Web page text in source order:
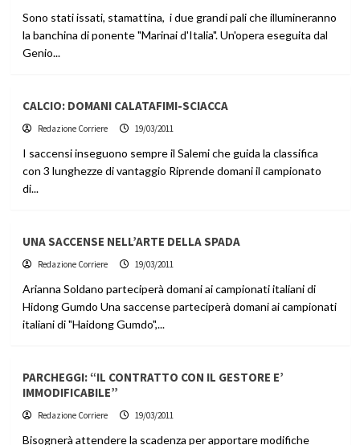
Sono stati issati, stamattina, i due grandi pali che illumineranno
la banchina di ponente "Marinai d'Italia". Un'opera eseguita dal
Genio...
CALCIO: DOMANI CALATAFIMI-SCIACCA
Redazione Corriere 19/03/2011
I saccensi inseguono sempre il Salemi che guida la classifica
con 3 lunghezze di vantaggio Riprende domani il campionato
di...
UNA SACCENSE NELL’ARTE DELLA SPADA
Redazione Corriere 19/03/2011
Arianna Soldano parteciperà domani ai campionati italiani di
Hidong Gumdo Una saccense parteciperà domani ai campionati
italiani di "Haidong Gumdo",...
PARCHEGGI: “IL CONTRATTO CON IL GESTORE E’
IMMODIFICABILE”
Redazione Corriere 19/03/2011
Bisognerà attendere la scadenza per apportare modifiche